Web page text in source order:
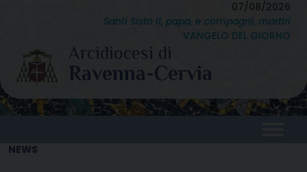
content
07/08/2026
Santi Sisto II, papa, e compagni, martiri
VANGELO DEL GIORNO
NEWS